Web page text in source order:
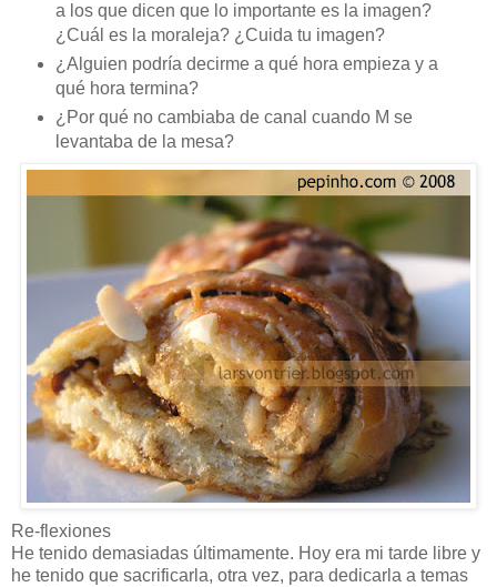
a los que dicen que lo importante es la imagen?
¿Cuál es la moraleja? ¿Cuida tu imagen?
¿Alguien podría decirme a qué hora empieza y a
qué hora termina?
¿Por qué no cambiaba de canal cuando M se
levantaba de la mesa?
Re-flexiones
He tenido demasiadas últimamente. Hoy era mi tarde libre y
he tenido que sacrificarla, otra vez, para dedicarla a temas